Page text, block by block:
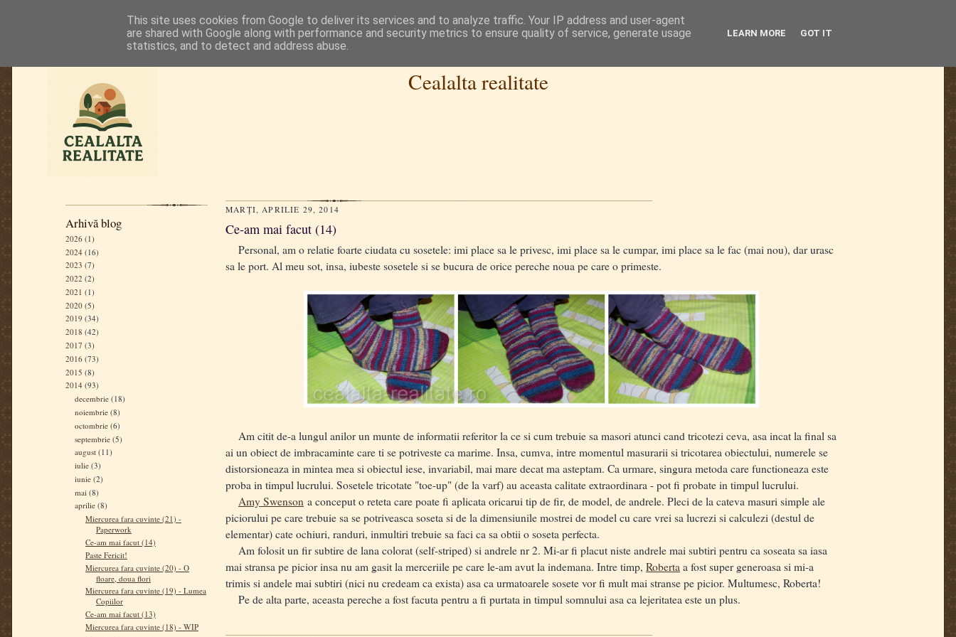
Cealalta realitate
Arhivă blog
2026 (1)
2024 (16)
2023 (7)
2022 (2)
2021 (1)
2020 (5)
2019 (34)
2018 (42)
2017 (3)
2016 (73)
2015 (8)
2014 (93)
decembrie (18)
noiembrie (8)
octombrie (6)
septembrie (5)
august (11)
iulie (3)
iunie (2)
mai (8)
aprilie (8)
Miercurea fara cuvinte (21) -
Paperwork
Ce-am mai facut (14)
Paste Fericit!
Miercurea fara cuvinte (20) - O
floare, doua flori
Miercurea fara cuvinte (19) - Lumea
Copiilor
Ce-am mai facut (13)
Miercurea fara cuvinte (18) - WIP
MARȚI, APRILIE 29, 2014
Ce-am mai facut (14)
Personal, am o relatie foarte ciudata cu sosetele: imi place sa le privesc, imi place sa le cumpar, imi place sa le fac (mai nou), dar urasc
sa le port. Al meu sot, insa, iubeste sosetele si se bucura de orice pereche noua pe care o primeste.
Am citit de-a lungul anilor un munte de informatii referitor la ce si cum trebuie sa masori atunci cand tricotezi ceva, asa incat la final sa
ai un obiect de imbracaminte care ti se potriveste ca marime. Insa, cumva, intre momentul masurarii si tricotarea obiectului, numerele se
distorsioneaza in mintea mea si obiectul iese, invariabil, mai mare decat ma asteptam. Ca urmare, singura metoda care functioneaza este
proba in timpul lucrului. Sosetele tricotate "toe-up" (de la varf) au aceasta calitate extraordinara - pot fi probate in timpul lucrului.
Amy Swenson a conceput o reteta care poate fi aplicata oricarui tip de fir, de model, de andrele. Pleci de la cateva masuri simple ale
piciorului pe care trebuie sa se potriveasca soseta si de la dimensiunile mostrei de model cu care vrei sa lucrezi si calculezi (destul de
elementar) cate ochiuri, randuri, inmultiri trebuie sa faci ca sa obtii o soseta perfecta.
Am folosit un fir subtire de lana colorat (self-striped) si andrele nr 2. Mi-ar fi placut niste andrele mai subtiri pentru ca soseata sa iasa
mai stransa pe picior insa nu am gasit la merceriile pe care le-am avut la indemana. Intre timp, Roberta a fost super generoasa si mi-a
trimis si andele mai subtiri (nici nu credeam ca exista) asa ca urmatoarele sosete vor fi mult mai stranse pe picior. Multumesc, Roberta!
Pe de alta parte, aceasta pereche a fost facuta pentru a fi purtata in timpul somnului asa ca lejeritatea este un plus.
This site uses cookies from Google to deliver its services and to analyze traffic. Your IP address and user-agent
are shared with Google along with performance and security metrics to ensure quality of service, generate usage
statistics, and to detect and address abuse.
LEARN MORE GOT IT